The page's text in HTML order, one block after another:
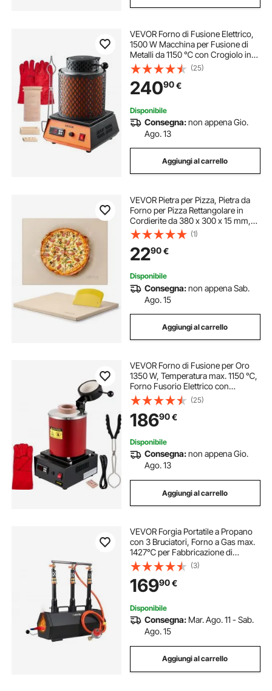
VEVOR Forno di Fusione Elettrico,
1500 W Macchina per Fusione di
Metalli da 1150 ℃ con Crogiolo in
Ceramica da 5 kg, Kit per Oro per la
Creazione di Gioielli, Barre di
Metallo, Componenti Metallici
(25)
24090€
Disponibile
Consegna:non appena Gio.
Ago. 13
Aggiungi al carrello
VEVOR Pietra per Pizza, Pietra da
Forno per Pizza Rettangolare in
Cordierite da 380 x 300 x 15 mm,
con Raschietto, Cordierite
Resistente al Calore, per Forno da
Cucina, Cottura di Pane
(1)
2290€
Disponibile
Consegna:non appena Sab.
Ago. 15
Aggiungi al carrello
VEVOR Forno di Fusione per Oro
1350 W, Temperatura max. 1150 ℃,
Forno Fusorio Elettrico con
Crogiolo in Ceramica da 3 kg,
Matrice per Lingotti e Guanti, per
Lavorazione di Oro, Argento
(25)
18690€
Disponibile
Consegna:non appena Gio.
Ago. 13
Aggiungi al carrello
VEVOR Forgia Portatile a Propano
con 3 Bruciatori, Forno a Gas max.
1427℃ per Fabbricazione di
Utensili Coltelli Metalli, Forgiatura e
Maniscalco, Forno Esagonale in
Acciaio Laminato a Freddo
(3)
16990€
Disponibile
Consegna: Mar. Ago. 11 - Sab.
Ago. 15
Aggiungi al carrello